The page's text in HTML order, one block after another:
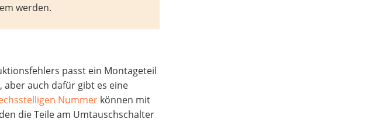
werden.
passt ein Montageteil
aber auch dafür gibt es eine
Nummer können mit
die Teile am Umtauschschalter